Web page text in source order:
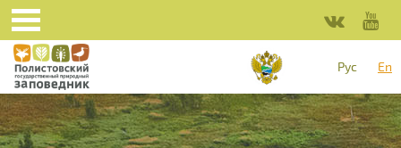
Skip to main content
Рус
En